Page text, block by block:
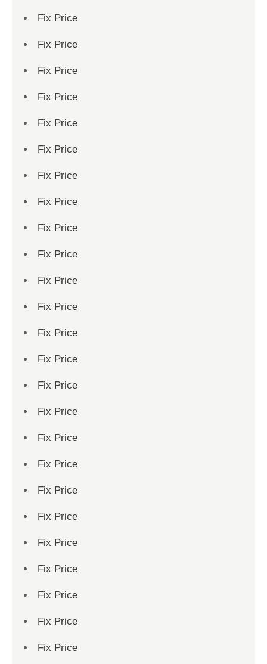
Fix Price
Fix Price
Fix Price
Fix Price
Fix Price
Fix Price
Fix Price
Fix Price
Fix Price
Fix Price
Fix Price
Fix Price
Fix Price
Fix Price
Fix Price
Fix Price
Fix Price
Fix Price
Fix Price
Fix Price
Fix Price
Fix Price
Fix Price
Fix Price
Fix Price